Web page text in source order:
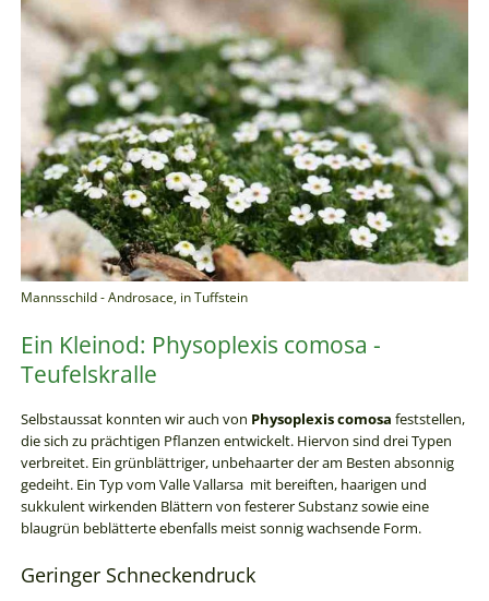
Mannsschild - Androsace, in Tuffstein
Ein Kleinod: Physoplexis comosa -
Teufelskralle
Selbstaussat konnten wir auch von Physoplexis comosa feststellen,
die sich zu prächtigen Pflanzen entwickelt. Hiervon sind drei Typen
verbreitet. Ein grünblättriger, unbehaarter der am Besten absonnig
gedeiht. Ein Typ vom Valle Vallarsa mit bereiften, haarigen und
sukkulent wirkenden Blättern von festerer Substanz sowie eine
blaugrün beblätterte ebenfalls meist sonnig wachsende Form.
Geringer Schneckendruck